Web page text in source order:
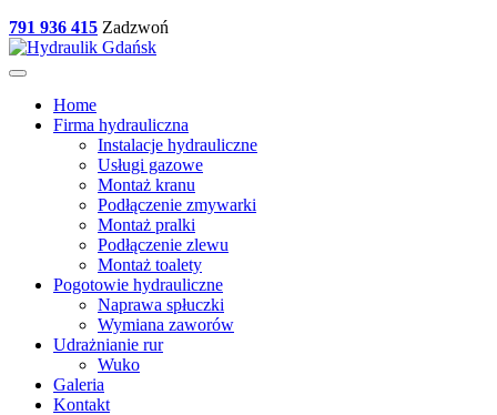
791 936 415 Zadzwoń
Home
Firma hydrauliczna
Instalacje hydrauliczne
Usługi gazowe
Montaż kranu
Podłączenie zmywarki
Montaż pralki
Podłączenie zlewu
Montaż toalety
Pogotowie hydrauliczne
Naprawa spłuczki
Wymiana zaworów
Udrażnianie rur
Wuko
Galeria
Kontakt